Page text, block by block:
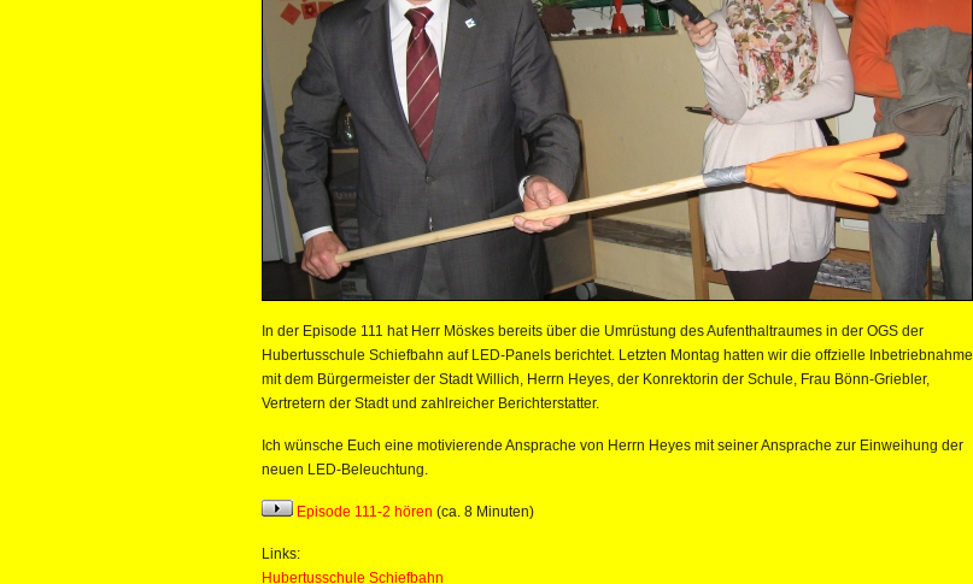
In der Episode 111 hat Herr Möskes bereits über die Umrüstung des Aufenthaltraumes in der OGS der
Hubertusschule Schiefbahn auf LED-Panels berichtet. Letzten Montag hatten wir die offzielle Inbetriebnahme
mit dem Bürgermeister der Stadt Willich, Herrn Heyes, der Konrektorin der Schule, Frau Bönn-Griebler,
Vertretern der Stadt und zahlreicher Berichterstatter.
Ich wünsche Euch eine motivierende Ansprache von Herrn Heyes mit seiner Ansprache zur Einweihung der
neuen LED-Beleuchtung.
Episode 111-2 hören (ca. 8 Minuten)
Links:
Hubertusschule Schiefbahn